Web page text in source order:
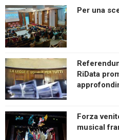
Per una
RiData
Forza
musical